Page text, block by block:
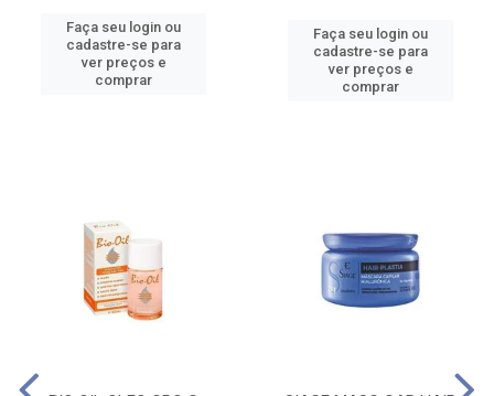
Faça seu login ou
cadastre-se para
ver preços e
comprar
Faça seu login ou
cadastre-se para
ver preços e
comprar